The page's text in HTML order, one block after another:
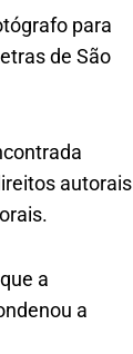
para
de São
autorais
a
a